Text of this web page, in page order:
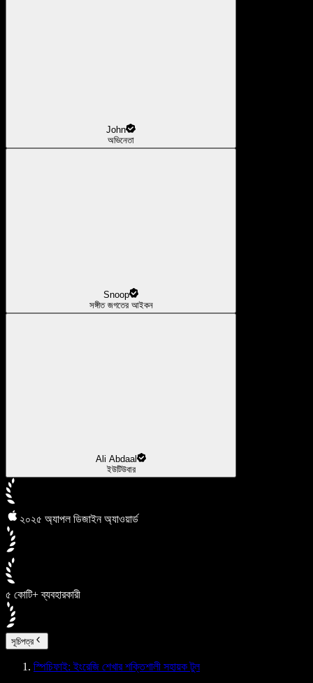
John
অভিনেতা
Snoop
সঙ্গীত জগতের আইকন
Ali Abdaal
ইউটিউবার
২০২৫ অ্যাপল ডিজাইন অ্যাওয়ার্ড
৫ কোটি+ ব্যবহারকারী
সূচিপত্র
স্পিচিফাই: ইংরেজি শেখার শক্তিশালী সহায়ক টুল